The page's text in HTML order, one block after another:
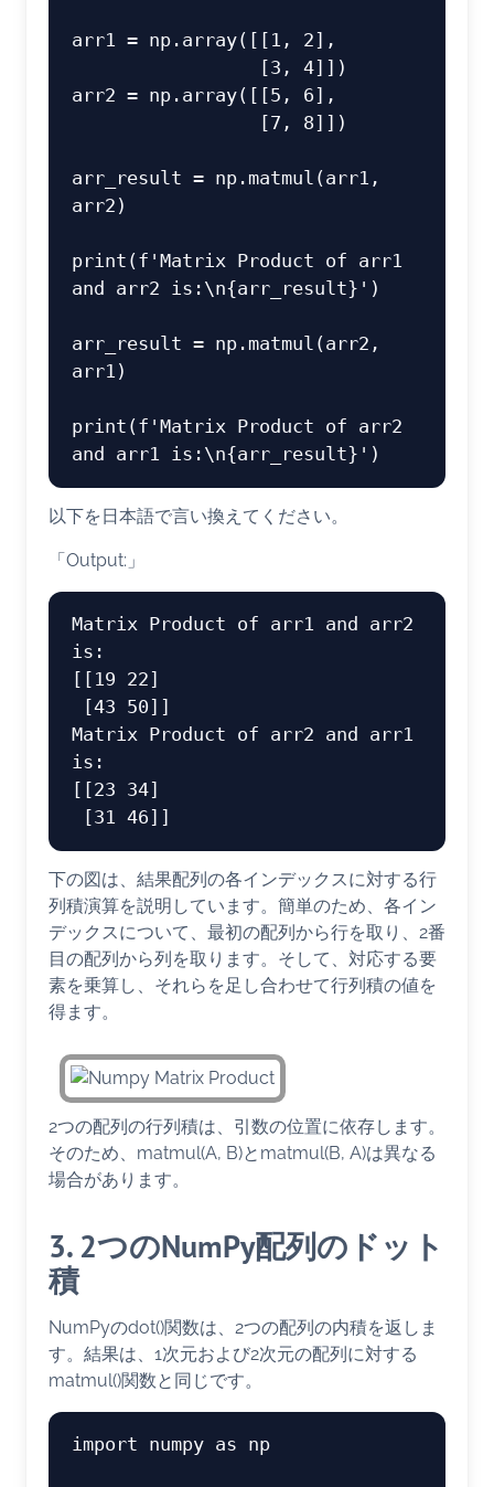
arr1 = np.array([[1, 2],
arr2 = np.array([[5, 6],
arr_result = np.matmul(arr1,
arr2)
print(f'Matrix Product of arr1
and arr2 is:\n{arr_result}')
arr_result = np.matmul(arr2,
arr1)
print(f'Matrix Product of arr2
以下を日本語で言い換えてください。
「Output:」
Matrix Product of arr1 and arr2
is:
[[19 22]
Matrix Product of arr2 and arr1
is:
[[23 34]
下の図は、結果配列の各インデックスに対する行
列積演算を説明しています。簡単のため、各イン
デックスについて、最初の配列から行を取り、2番
目の配列から列を取ります。そして、対応する要
素を乗算し、それらを足し合わせて行列積の値を
得ます。
2つの配列の行列積は、引数の位置に依存します。
そのため、matmul(A, B)とmatmul(B, A)は異なる
場合があります。
3. 2つのNumPy配列のドット
積
NumPyのdot()関数は、2つの配列の内積を返しま
す。結果は、1次元および2次元の配列に対する
matmul()関数と同じです。
import numpy as np